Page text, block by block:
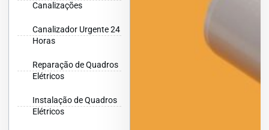
Canalizações
Canalizador Urgente 24
Horas
Reparação de Quadros
Elétricos
Instalação de Quadros
Elétricos